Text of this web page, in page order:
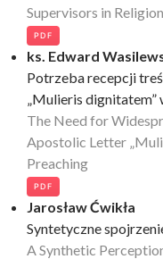
Supervisors in
PDF
ks. Edward
Potrzeba recepcji
„Mulieris dignitatem”
The Need for
Apostolic Letter
Preaching
PDF
Jarosław Ćwikła
Syntetyczne
A Synthetic